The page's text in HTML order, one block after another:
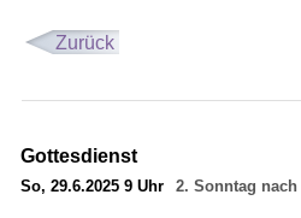
Zurück
Gottesdienst
So, 29.6.2025 9 Uhr 2. Sonntag